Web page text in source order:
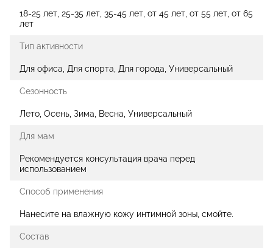
18-25 лет, 25-35 лет, 35-45 лет, от 45 лет, от 55 лет, от 65
лет
Тип активности
Для офиса, Для спорта, Для города, Универсальный
Сезонность
Лето, Осень, Зима, Весна, Универсальный
Для мам
Рекомендуется консультация врача перед
использованием
Способ применения
Нанесите на влажную кожу интимной зоны, смойте.
Состав